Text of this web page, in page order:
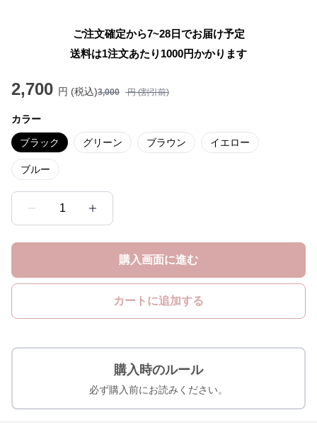
ご注文確定から7~28日でお届け予定
送料は1注文あたり 1000円かかります
2,700 円 (税込)3,000 円 (割引前)
カラー
ブラック グリーン ブラウン イエロー
ブルー
1
購入画面に進む
カートに追加する
購入時のルール
必ず購入前にお読みください。